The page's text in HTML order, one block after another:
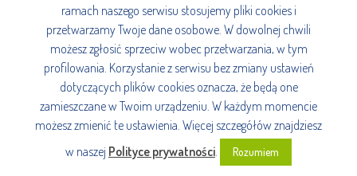
ramach naszego serwisu stosujemy pliki cookies i
przetwarzamy Twoje dane osobowe. W dowolnej chwili
możesz zgłosić sprzeciw wobec przetwarzania, w tym
profilowania. Korzystanie z serwisu bez zmiany ustawień
dotyczących plików cookies oznacza, że będą one
zamieszczane w Twoim urządzeniu. W każdym momencie
możesz zmienić te ustawienia. Więcej szczegółów znajdziesz
w naszej Polityce prywatności. Rozumiem